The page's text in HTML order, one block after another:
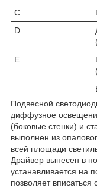
C
D
E
Подвесной
диффузное
(боковые стенки) и
выполнен из
всей площади
Драйвер вынесен в
устанавливается на
позволяет вписаться